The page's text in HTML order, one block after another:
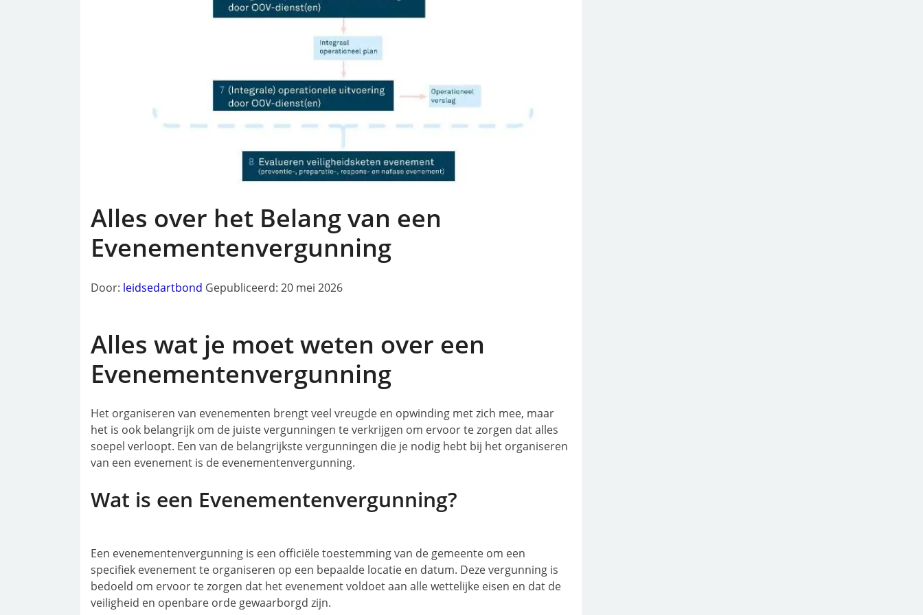
Alles over het Belang van een
Evenementenvergunning
Door: leidsedartbond Gepubliceerd: 20 mei 2026
Alles wat je moet weten over een
Evenementenvergunning
Het organiseren van evenementen brengt veel vreugde en opwinding met zich mee, maar
het is ook belangrijk om de juiste vergunningen te verkrijgen om ervoor te zorgen dat alles
soepel verloopt. Een van de belangrijkste vergunningen die je nodig hebt bij het organiseren
van een evenement is de evenementenvergunning.
Wat is een Evenementenvergunning?
Een evenementenvergunning is een officiële toestemming van de gemeente om een
specifiek evenement te organiseren op een bepaalde locatie en datum. Deze vergunning is
bedoeld om ervoor te zorgen dat het evenement voldoet aan alle wettelijke eisen en dat de
veiligheid en openbare orde gewaarborgd zijn.